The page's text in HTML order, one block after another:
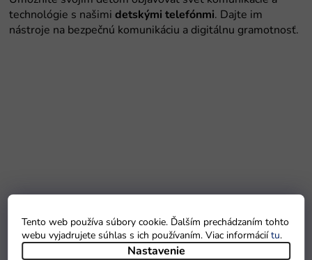
Tento web používa súbory cookie. Ďalším prechádzaním tohto
webu vyjadrujete súhlas s ich používaním. Viac informáciítu.
Nastavenie
detskými telefónmi